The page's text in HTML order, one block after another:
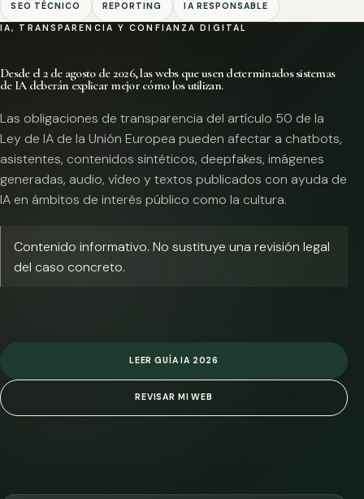
SEO TÉCNICO REPORTING IA RESPONSABLE
IA, TRANSPARENCIA Y CONFIANZA DIGITAL
Desde el 2 de agosto de 2026, las webs que usen determinados sistemas
de IA deberán explicar mejor cómo los utilizan.
Las obligaciones de transparencia del artículo 50 de la
Ley de IA de la Unión Europea pueden afectar a chatbots,
asistentes, contenidos sintéticos, deepfakes, imágenes
generadas, audio, vídeo y textos publicados con ayuda de
IA en ámbitos de interés público como la cultura.
Contenido informativo. No sustituye una revisión legal
del caso concreto.
LEER GUÍA IA 2026
REVISAR MI WEB